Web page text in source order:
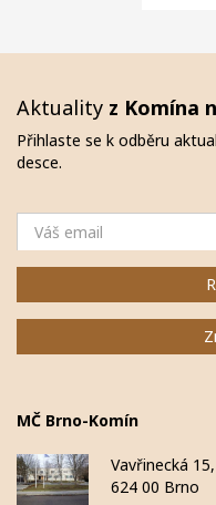
Aktuality z Komína
Přihlaste se k odběru
desce.
MČ Brno-Komín
Vavřinecká 15,
624 00 Brno